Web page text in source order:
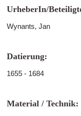
UrheberIn/
Wynants, Jan
Datierung:
1655 - 1684
Material / Technik: